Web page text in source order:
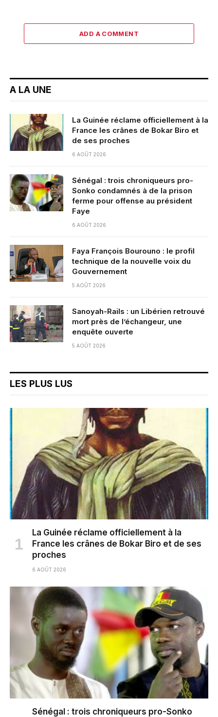
ADD A COMMENT
A LA UNE
La Guinée réclame officiellement à la
France les crânes de Bokar Biro et
de ses proches
6 AOÛT 2026
Sénégal : trois chroniqueurs pro-
Sonko condamnés à de la prison
ferme pour offense au président
Faye
6 AOÛT 2026
Faya François Bourouno : le profil
technique de la nouvelle voix du
Gouvernement
5 AOÛT 2026
Sanoyah-Rails : un Libérien retrouvé
mort près de l’échangeur, une
enquête ouverte
5 AOÛT 2026
LES PLUS LUS
La Guinée réclame officiellement à la
France les crânes de Bokar Biro et de ses
proches
6 AOÛT 2026
Sénégal : trois chroniqueurs pro-Sonko